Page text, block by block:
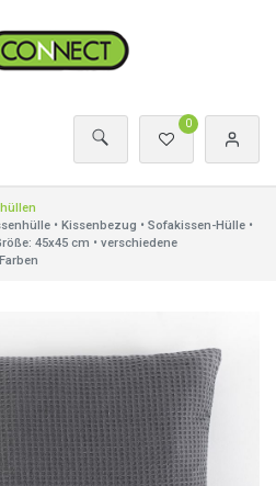
0
• Kissenbezug • Sofakissen-Hülle •
45x45 cm • verschiedene